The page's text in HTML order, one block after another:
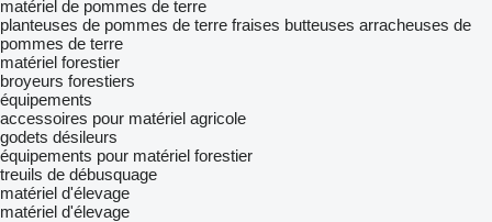
matériel de pommes de terre
planteuses de pommes de terre fraises butteuses arracheuses de
pommes de terre
matériel forestier
broyeurs forestiers
équipements
accessoires pour matériel agricole
godets désileurs
équipements pour matériel forestier
treuils de débusquage
matériel d'élevage
matériel d'élevage